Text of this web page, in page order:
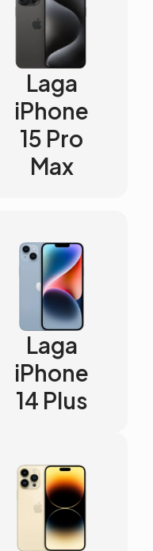
Laga
iPhone
15 Pro
Max
Laga
iPhone
14 Plus